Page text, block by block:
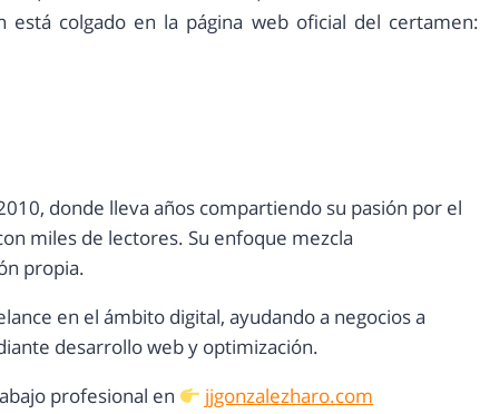
colgado en la página web oficial del certamen:
donde lleva años compartiendo su pasión por el
miles de lectores. Su enfoque mezcla
propia.
en el ámbito digital, ayudando a negocios a
desarrollo web y optimización.
profesional en
jjgonzalezharo.com